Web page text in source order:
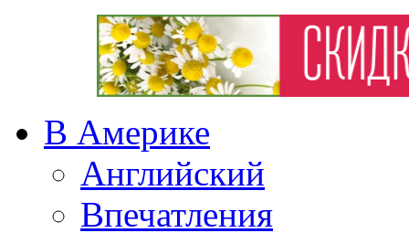
В Америке
Английский
Впечатления